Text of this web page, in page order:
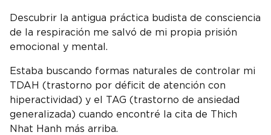
Descubrir la antigua práctica budista de consciencia
de la respiración me salvó de mi propia prisión
emocional y mental.
Estaba buscando formas naturales de controlar mi
TDAH (trastorno por déficit de atención con
hiperactividad) y el TAG (trastorno de ansiedad
generalizada) cuando encontré la cita de Thich
Nhat Hanh más arriba.